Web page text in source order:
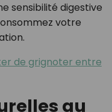
sensibilité digestive
votre
de grignoter entre
au